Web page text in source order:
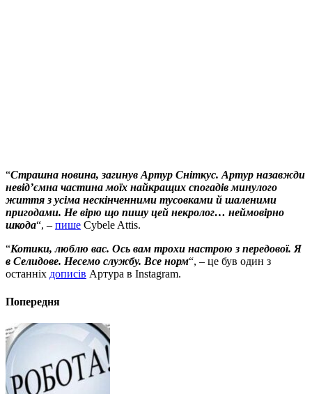
“Страшна новина, загинув Артур Сніткус. Артур назавжди
невід’ємна частина моїх найкращих спогадів минулого
життя з усіма нескінченними тусовками й шаленими
пригодами. Не вірю що пишу цей некролог… неймовірно
шкода“, – пише Cybele Attis.
“Котики, люблю вас. Ось вам трохи настрою з передової. Я
в Селидове. Несемо службу. Все норм“, – це був один з
останніх дописів Артура в Instagram.
Попередня